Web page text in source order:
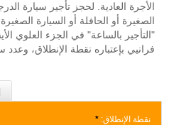
نقطة الإنطلاق: *
الأجرة العادية. لحجز تأجير سيارة
الصغيرة أو الحافلة أو السيارة
"التأجير بالساعة" في الجزء العلوي
فرانيي بإعتباره نقطة الإنطلاق، وعدد